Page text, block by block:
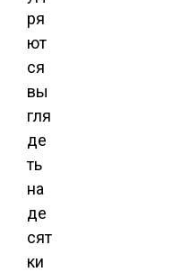
ря
ют
ся
вы
гля
де
ть
на
де
сят
ки